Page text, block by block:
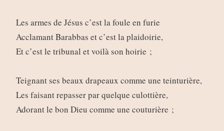
Les armes de Jésus c’est la foule en furie
Acclamant Barabbas et c’est la plaidoirie,
Et c’est le tribunal et voilà son hoirie ;
Teignant ses beaux drapeaux comme une teinturière,
Les faisant repasser par quelque culottière,
Adorant le bon Dieu comme une couturière ;